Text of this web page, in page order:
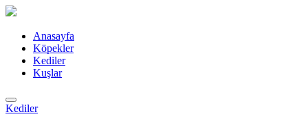
Anasayfa
Köpekler
Kediler
Kuşlar
Kediler